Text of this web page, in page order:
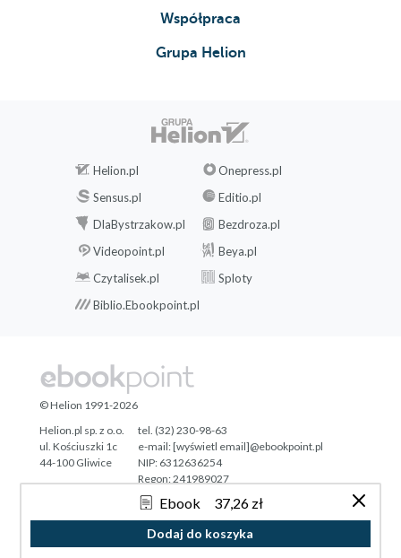
Ebook 37,26 zł
Dodaj do koszyka
Współpraca
Grupa Helion
Helion.pl
Onepress.pl
Sensus.pl
Editio.pl
DlaBystrzakow.pl
Bezdroza.pl
Videopoint.pl
Beya.pl
Czytalisek.pl
Sploty
Biblio.Ebookpoint.pl
Tonik.pl
© Helion 1991-2026
Helion.pl sp. z o.o.
ul. Kościuszki 1c
44-100 Gliwice
tel. (32) 230-98-63
e-mail:[wyświetl email]@ebookpoint.pl
NIP: 6312636254
Regon: 241989027